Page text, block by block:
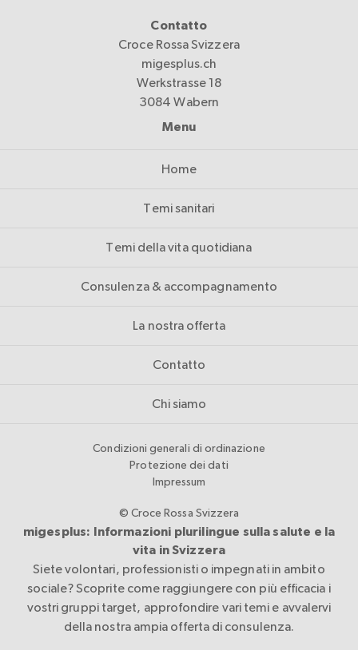
Contatto
Croce Rossa Svizzera
migesplus.ch
Werkstrasse 18
3084 Wabern
Menu
Home
Temi sanitari
Temi della vita quotidiana
Consulenza & accompagnamento
La nostra offerta
Contatto
Chi siamo
Condizioni generali di ordinazione
Protezione dei dati
Impressum
© Croce Rossa Svizzera
migesplus: Informazioni plurilingue sulla salute e la
vita in Svizzera
Siete volontari, professionisti o impegnati in ambito
sociale? Scoprite come raggiungere con più efficacia i
vostri gruppi target, approfondire vari temi e avvalervi
della nostra ampia offerta di consulenza.